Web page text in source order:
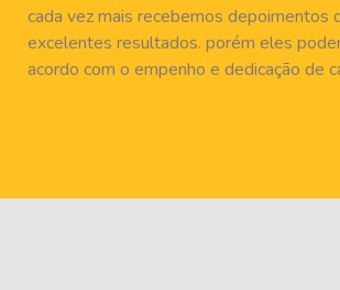
cada vez mais recebemos depoimentos
excelentes resultados. porém eles
acordo com o empenho e dedicação de